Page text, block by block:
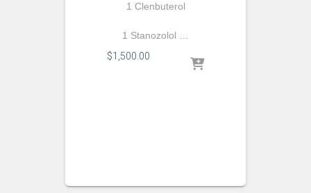
1 Clenbuterol
1 Stanozolol …
$1,500.00